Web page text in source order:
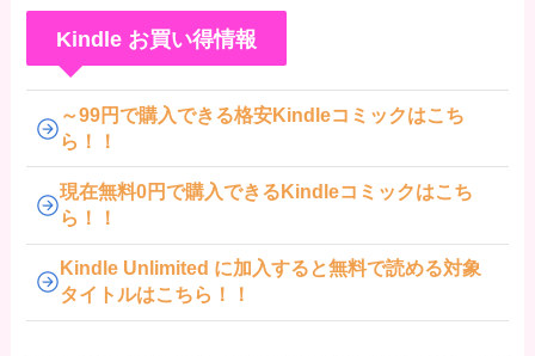
Kindle お買い得情報
～99円で購入できる格安Kindleコミックはこち
ら！！
現在無料0円で購入できるKindleコミックはこち
ら！！
Kindle Unlimited に加入すると無料で読める対象
タイトルはこちら！！